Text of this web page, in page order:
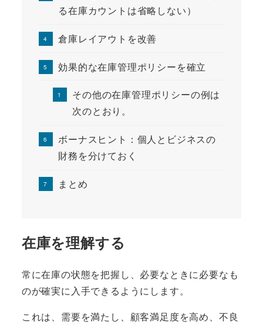
る在庫カウントは省略しない）
倉庫レイアウトを改善
効果的な在庫管理ポリシーを確立
その他の在庫管理ポリシーの例は
次のとおり。
ボーナスヒント：個人とビジネスの
財務を分けておく
まとめ
在庫を理解する
常に在庫の状態を把握し、必要なときに必要なも
のが確実に入手できるようにします。
これは、需要を満たし、顧客満足度を高め、不良